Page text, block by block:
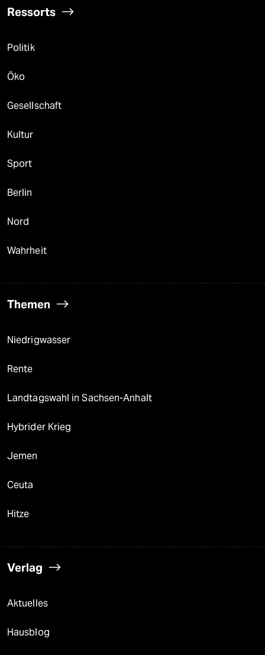
Ressorts
Politik
Öko
Gesellschaft
Kultur
Sport
Berlin
Nord
Wahrheit
Themen
Niedrigwasser
Rente
Landtagswahl in Sachsen-Anhalt
Hybrider Krieg
Jemen
Ceuta
Hitze
Verlag
Aktuelles
Hausblog